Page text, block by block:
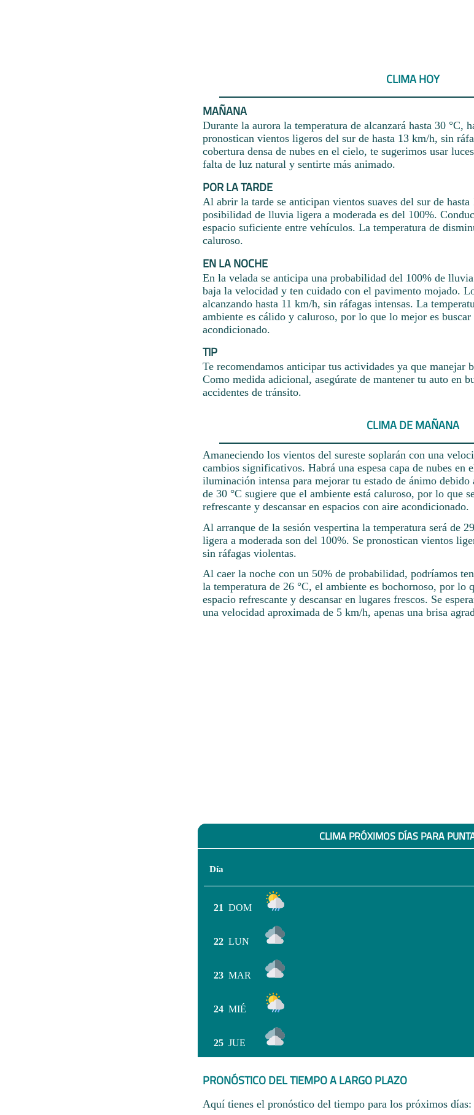
CLIMA HOY
MAÑANA
Durante la aurora la temperatura de alcanzará hasta 30 °C,
pronostican vientos ligeros del sur de hasta 13 km/h, sin
cobertura densa de nubes en el cielo, te sugerimos usar
falta de luz natural y sentirte más animado.
POR LA TARDE
Al abrir la tarde se anticipan vientos suaves del sur de
posibilidad de lluvia ligera a moderada es del 100%.
espacio suficiente entre vehículos. La temperatura de
caluroso.
EN LA NOCHE
En la velada se anticipa una probabilidad del 100% de
baja la velocidad y ten cuidado con el pavimento mojado.
alcanzando hasta 11 km/h, sin ráfagas intensas. La
ambiente es cálido y caluroso, por lo que lo mejor es
acondicionado.
TIP
Te recomendamos anticipar tus actividades ya que
Como medida adicional, asegúrate de mantener tu auto en
accidentes de tránsito.
CLIMA DE MAÑANA
Amaneciendo los vientos del sureste soplarán con una
cambios significativos. Habrá una espesa capa de nubes en
iluminación intensa para mejorar tu estado de ánimo
de 30 °C sugiere que el ambiente está caluroso, por lo que
refrescante y descansar en espacios con aire acondicionado.
Al arranque de la sesión vespertina la temperatura será de
ligera a moderada son del 100%. Se pronostican vientos
sin ráfagas violentas.
Al caer la noche con un 50% de probabilidad, podríamos
la temperatura de 26 °C, el ambiente es bochornoso, por lo
espacio refrescante y descansar en lugares frescos. Se
una velocidad aproximada de 5 km/h, apenas una brisa
CLIMA PRÓXIMOS DÍAS PARA
Día
21 DOM
22 LUN
23 MAR
24 MIÉ
25 JUE
PRONÓSTICO DEL TIEMPO A LARGO PLAZO
Aquí tienes el pronóstico del tiempo para los próximos días: